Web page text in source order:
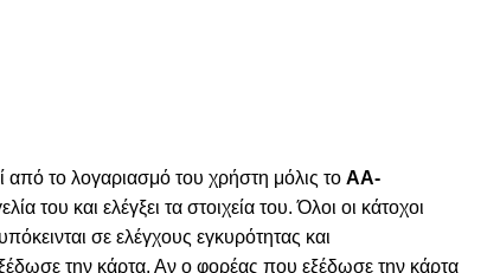
το λογαριασμό του χρήστη μόλις το AA-
του και ελέγξει τα στοιχεία του. Όλοι οι κάτοχοι
σε ελέγχους εγκυρότητας και
την κάρτα. Αν ο φορέας που εξέδωσε την κάρτα